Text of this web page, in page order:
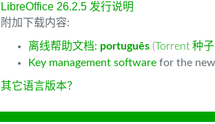
LibreOffice 26.2.5 发行说明
附加下载内容:
离线帮助文档: português (Torrent 种子
Key management software for the
其它语言版本？